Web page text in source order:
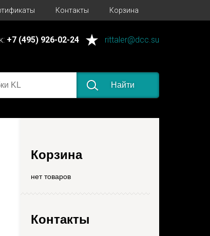
Контакты Корзина
+7 (495) 926-02-24 rittaler@dcc.su
Найти
Корзина
нет товаров
Контакты